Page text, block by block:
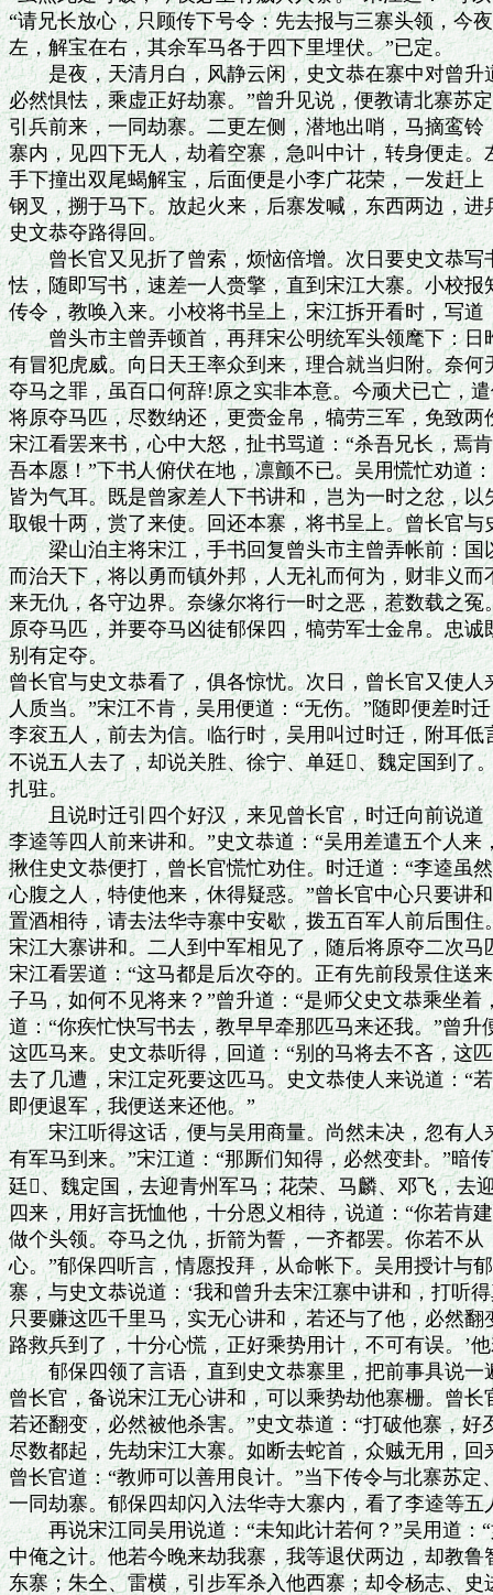
“请兄长放心，只顾传下号令：先去报与三寨头领，今
左，解宝在右，其余军马各于四下里埋伏。”已定。
是夜，天清月白，风静云闲，史文恭在寨中对曾升
必然惧怯，乘虚正好劫寨。”曾升见说，便教请北寨苏
引兵前来，一同劫寨。二更左侧，潜地出哨，马摘鸾
寨内，见四下无人，劫着空寨，急叫中计，转身便走
手下撞出双尾蝎解宝，后面便是小李广花荣，一发赶
钢叉，搠于马下。放起火来，后寨发喊，东西两边，
史文恭夺路得回。
曾长官又见折了曾索，烦恼倍增。次日要史文恭写
怯，随即写书，速差一人赍擎，直到宋江大寨。小校
传令，教唤入来。小校将书呈上，宋江拆开看时，写道
曾头市主曾弄顿首，再拜宋公明统军头领麾下：日
有冒犯虎威。向日天王率众到来，理合就当归附。奈
夺马之罪，虽百口何辞!原之实非本意。今顽犬已亡，
将原夺马匹，尽数纳还，更赍金帛，犒劳三军，免致
宋江看罢来书，心中大怒，扯书骂道：“杀吾兄长，焉
吾本愿！”下书人俯伏在地，凛颤不已。吴用慌忙劝道
皆为气耳。既是曾家差人下书讲和，岂为一时之忿，以
取银十两，赏了来使。回还本寨，将书呈上。曾长官
梁山泊主将宋江，手书回复曾头市主曾弄帐前：国
而治天下，将以勇而镇外邦，人无礼而何为，财非义
来无仇，各守边界。奈缘尔将行一时之恶，惹数载之
原夺马匹，并要夺马凶徒郁保四，犒劳军士金帛。忠
别有定夺。
曾长官与史文恭看了，俱各惊忧。次日，曾长官又使人
人质当。”宋江不肯，吴用便道：“无伤。”随即便差时
李衮五人，前去为信。临行时，吴用叫过时迁，附耳低
不说五人去了，却说关胜、徐宁、单廷、魏定国到了
扎驻。
且说时迁引四个好汉，来见曾长官，时迁向前说道
李逵等四人前来讲和。”史文恭道：“吴用差遣五个人来
揪住史文恭便打，曾长官慌忙劝住。时迁道：“李逵虽
心腹之人，特使他来，休得疑惑。”曾长官中心只要讲
置酒相待，请去法华寺寨中安歇，拨五百军人前后围
宋江大寨讲和。二人到中军相见了，随后将原夺二次
宋江看罢道：“这马都是后次夺的。正有先前段景住送
子马，如何不见将来？”曾升道：“是师父史文恭乘坐着
道：“你疾忙快写书去，教早早牵那匹马来还我。”曾升
这匹马来。史文恭听得，回道：“别的马将去不吝，这
去了几遭，宋江定死要这匹马。史文恭使人来说道：“
即便退军，我便送来还他。”
宋江听得这话，便与吴用商量。尚然未决，忽有人
有军马到来。”宋江道：“那厮们知得，必然变卦。”暗
廷、魏定国，去迎青州军马；花荣、马麟、邓飞，去
四来，用好言抚恤他，十分恩义相待，说道：“你若肯
做个头领。夺马之仇，折箭为誓，一齐都罢。你若不
心。”郁保四听言，情愿投拜，从命帐下。吴用授计与
寨，与史文恭说道：‘我和曾升去宋江寨中讲和，打听
只要赚这匹千里马，实无心讲和，若还与了他，必然
路救兵到了，十分心慌，正好乘势用计，不可有误。’
郁保四领了言语，直到史文恭寨里，把前事具说一
曾长官，备说宋江无心讲和，可以乘势劫他寨栅。曾长
若还翻变，必然被他杀害。”史文恭道：“打破他寨，好
尽数都起，先劫宋江大寨。如断去蛇首，众贼无用，回
曾长官道：“教师可以善用良计。”当下传令与北寨苏定
一同劫寨。郁保四却闪入法华寺大寨内，看了李逵等
再说宋江同吴用说道：“未知此计若何？”吴用道：“
中俺之计。他若今晚来劫我寨，我等退伏两边，却教
东寨；朱仝、雷横，引步军杀入他西寨；却令杨志、